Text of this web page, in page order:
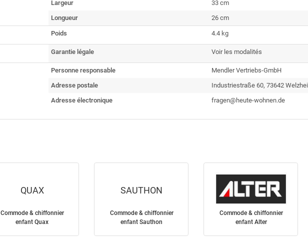
Largeur
33 cm
Longueur
26 cm
Poids 4.4 kg
Garantie légale Voir les modalités
Personne responsable
Mendler Vertriebs-GmbH
Adresse postale
Industriestraße 60, 73642
Adresse électronique
fragen@heute-wohnen.de
QUAX
Commode & chiffonnier
enfant Quax
SAUTHON
Commode & chiffonnier
enfant Sauthon
Commode & chiffonnier
enfant Alter